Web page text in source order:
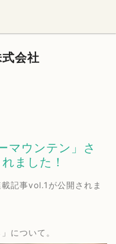
会社
マウンテン」さ
ました！
載記事vol.1が公開されま
について。